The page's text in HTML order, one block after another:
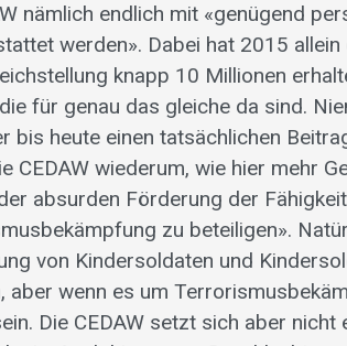
nämlich endlich mit «genügend
werden». Dabei hat 2015 allein
knapp 10 Millionen
für genau das gleiche da sind.
bis heute einen tatsächlichen
wiederum, wie hier mehr
absurden Förderung der
zu beteiligen».
von Kindersoldaten und
aber wenn es um
Die CEDAW setzt sich aber nicht